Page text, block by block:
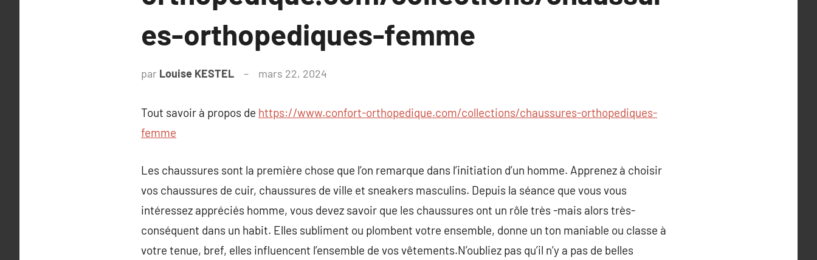
es-orthopediques-femme
par Louise KESTEL mars 22, 2024
Tout savoir à propos de https://www.confort-orthopedique.com/collections/chaussures-orthopediques-
femme
Les chaussures sont la première chose que l’on remarque dans l’initiation d’un homme. Apprenez à choisir
vos chaussures de cuir, chaussures de ville et sneakers masculins. Depuis la séance que vous vous
intéressez appréciés homme, vous devez savoir que les chaussures ont un rôle très -mais alors très-
conséquent dans un habit. Elles subliment ou plombent votre ensemble, donne un ton maniable ou classe à
votre tenue, bref, elles influencent l’ensemble de vos vêtements.N’oubliez pas qu’il n’y a pas de belles